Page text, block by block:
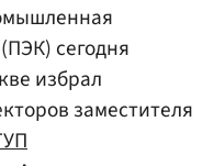
сегодня
избрал
заместителя